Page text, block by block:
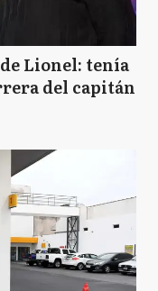
Lionel: tenía
del capitán